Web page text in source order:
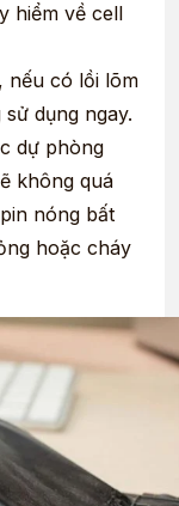
hiểm về cell
nếu có lồi lõm
dụng ngay.
dự phòng
không quá
nóng bất
hoặc cháy